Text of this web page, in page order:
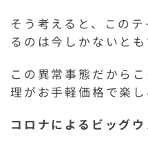
そう考えると、この
るのは今しかないとも
この異常事態だから
理がお手軽価格で楽し
コロナによるビッグ